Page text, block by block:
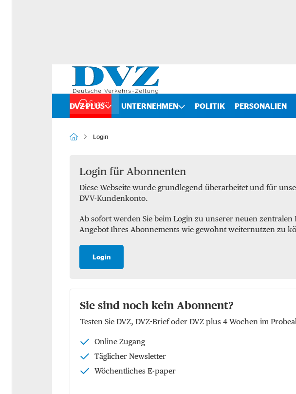
DVZ PLUS
Bilanzchecks
Fusionen und Übernahmen
Marktchecks
Vergleichschecks Top-
Hear the expert
Speech of the month
EU-Politik
UNTERNEHMEN
Kombinierter Verkehr
Binnenschifffahrt
Luft
Logistik
Logistikimmobilien
POLITIK PERSONALIEN
Suche
Login
Login für Abonnenten
Diese Webseite wurde grundlegend überarbeitet und für
DVV-Kundenkonto.
Ab sofort werden Sie beim Login zu unserer neuen
Angebot Ihres Abonnements wie gewohnt weiternutzen zu
Login
Sie sind noch kein Abonnent?
Testen Sie DVZ, DVZ-Brief oder DVZ plus 4 Wochen im
Online Zugang
Täglicher Newsletter
Wöchentliches E-paper